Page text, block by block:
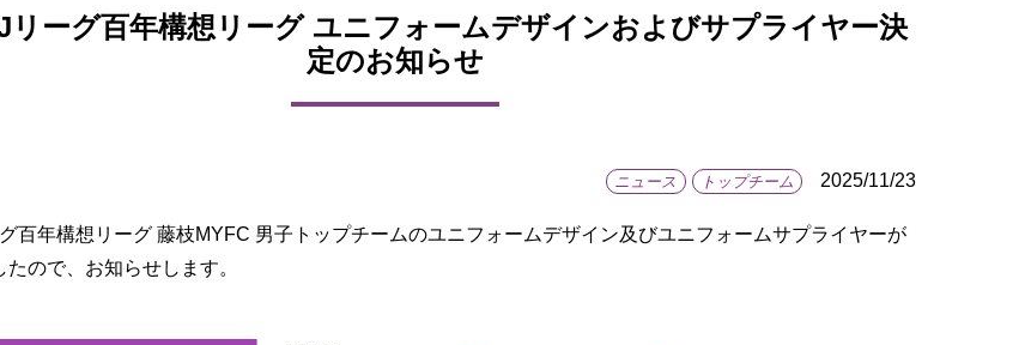
リーグ百年構想リーグ ユニフォームデザインおよびサプライヤー決
定のお知らせ
ニュース トップチーム 2025/11/23
百年構想リーグ 藤枝MYFC 男子トップチームのユニフォームデザイン及びユニフォームサプライヤーが
ので、お知らせします。